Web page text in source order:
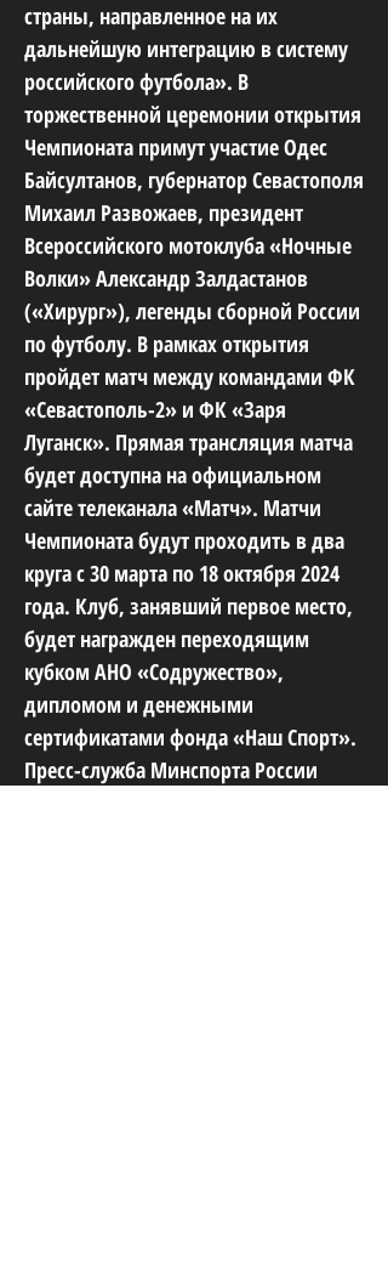
страны, направленное на их
дальнейшую интеграцию в систему
российского футбола». В
торжественной церемонии открытия
Чемпионата примут участие Одес
Байсултанов, губернатор Севастополя
Михаил Развожаев, президент
Всероссийского мотоклуба «Ночные
Волки» Александр Залдастанов
(«Хирург»), легенды сборной России
по футболу. В рамках открытия
пройдет матч между командами ФК
«Севастополь-2» и ФК «Заря
Луганск». Прямая трансляция матча
будет доступна на официальном
сайте телеканала «Матч». Матчи
Чемпионата будут проходить в два
круга с 30 марта по 18 октября 2024
года. Клуб, занявший первое место,
будет награжден переходящим
кубком АНО «Содружество»,
дипломом и денежными
сертификатами фонда «Наш Спорт».
Пресс-служба Минспорта России